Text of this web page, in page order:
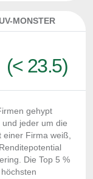
MONSTER
(< 23.5)
gehypt
und jeder um die
einer Firma weiß,
Die Top 5 %